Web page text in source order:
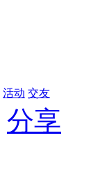
活动 交友
分享